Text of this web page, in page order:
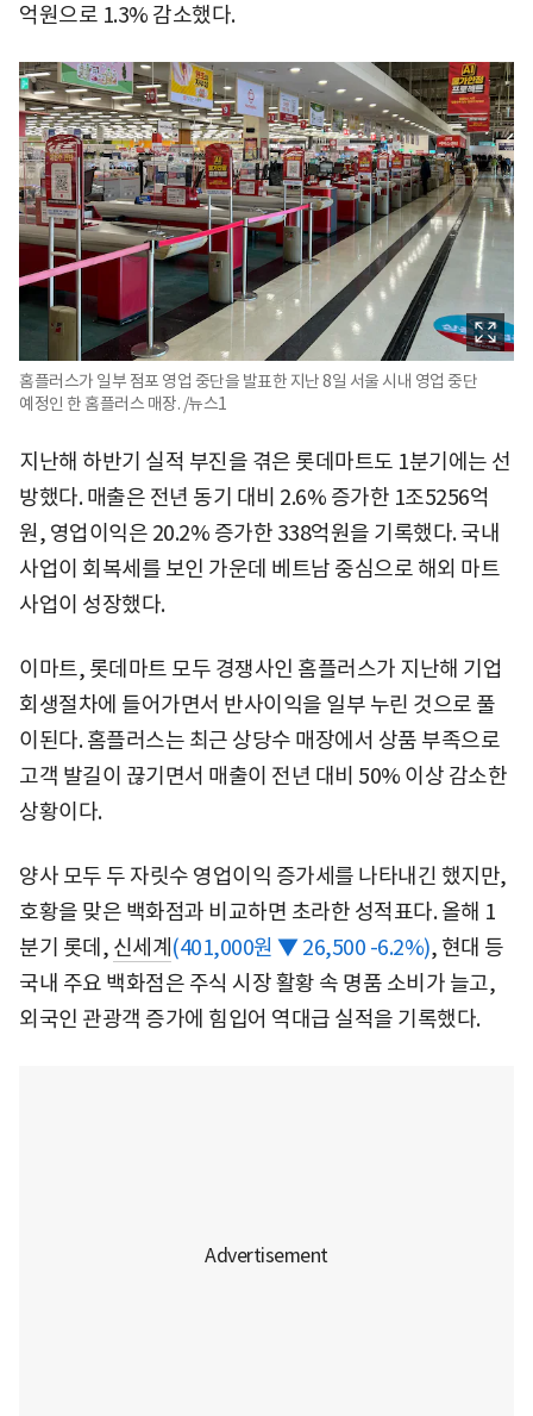
억원으로 1.3% 감소했다.
홈플러스가 일부 점포 영업 중단을 발표한 지난 8일 서울 시내 영업 중단
예정인 한 홈플러스 매장. /뉴스1
지난해 하반기 실적 부진을 겪은 롯데마트도 1분기에는 선
방했다. 매출은 전년 동기 대비 2.6% 증가한 1조5256억
원, 영업이익은 20.2% 증가한 338억원을 기록했다. 국내
사업이 회복세를 보인 가운데 베트남 중심으로 해외 마트
사업이 성장했다.
이마트, 롯데마트 모두 경쟁사인 홈플러스가 지난해 기업
회생절차에 들어가면서 반사이익을 일부 누린 것으로 풀
이된다. 홈플러스는 최근 상당수 매장에서 상품 부족으로
고객 발길이 끊기면서 매출이 전년 대비 50% 이상 감소한
상황이다.
양사 모두 두 자릿수 영업이익 증가세를 나타내긴 했지만,
호황을 맞은 백화점과 비교하면 초라한 성적표다. 올해 1
분기 롯데, 신세계 (401,000원 ▼ 26,500 -6.2%), 현대 등
국내 주요 백화점은 주식 시장 활황 속 명품 소비가 늘고,
외국인 관광객 증가에 힘입어 역대급 실적을 기록했다.